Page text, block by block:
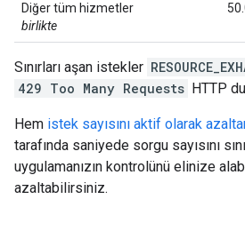
Diğer tüm hizmetler
birlikte
Sınırları aşan istekler
429 Too Many Requests HTTP
Hem istek sayısını aktif olarak
tarafında saniyede sorgu sayısını
uygulamanızın kontrolünü elinize
azaltabilirsiniz.